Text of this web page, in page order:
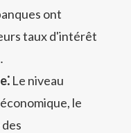
ont
taux d'intérêt
Le niveau
le